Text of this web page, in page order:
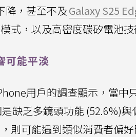
降，甚至不及Galaxy S25
式，以及高密度碳矽電池
可能平淡
用戶的調查顯示，當中
缺乏多鏡頭功能 (52.6%)
，則可能遇到類似消費者偏好